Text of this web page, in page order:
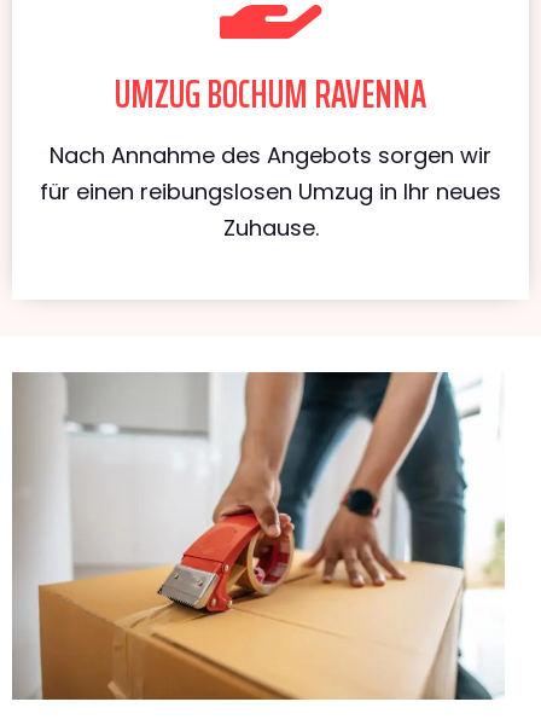
UMZUG BOCHUM RAVENNA
Nach Annahme des Angebots sorgen wir
für einen reibungslosen Umzug in Ihr neues
Zuhause.